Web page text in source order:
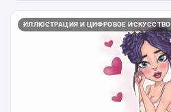
ИЛЛЮСТРАЦИЯ И ЦИФРОВОЕ ИСКУССТВО